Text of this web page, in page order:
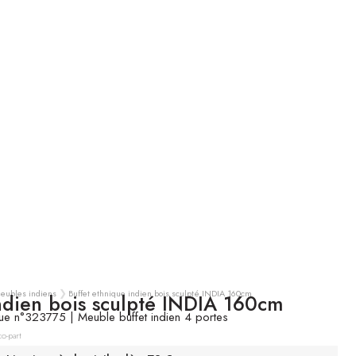
indiens Buffet ethnique indien bois sculpté INDIA 160cm
bois sculpté INDIA 160cm
n°323775 | Meuble buffet indien 4 portes
part